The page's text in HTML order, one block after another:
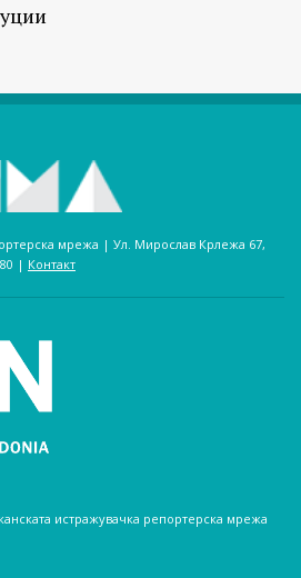
мрежа | Ул. Мирослав Крлежа 67,
| Контакт
истражувачка репортерска мрежа